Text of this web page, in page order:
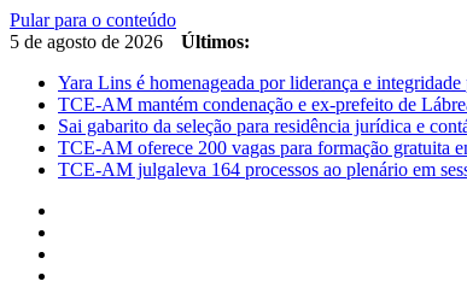
Pular para o conteúdo
5 de agosto de 2026
Últimos:
Yara Lins é homenageada por liderança e integridade
TCE-AM mantém condenação e ex-prefeito de
Sai gabarito da seleção para residência jurídica e
TCE-AM oferece 200 vagas para formação gratuita
TCE-AM julgaleva 164 processos ao plenário em